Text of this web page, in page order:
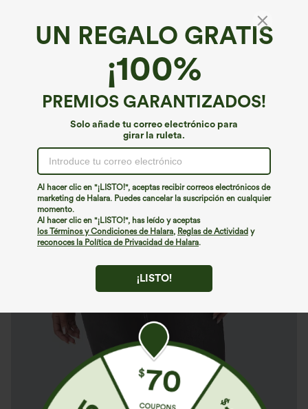
UN REGALO GRATIS
¡100%
PREMIOS GARANTIZADOS!
Solo añade tu correo electrónico para
girar la ruleta.
Al hacer clic en "¡LISTO!", aceptas recibir correos electrónicos de
marketing de Halara. Puedes cancelar la suscripción en cualquier
momento.
Al hacer clic en "¡LISTO!", has leído y aceptas
los Términos y Condiciones de Halara, Reglas de Actividad y
reconoces la Política de Privacidad de Halara.
¡LISTO!
Tejido vaquero Halara Flex™*
Halara Flex™ falda casual de denim lavado
con cintura alta y bolsillos
31 )
€44,95 EUR